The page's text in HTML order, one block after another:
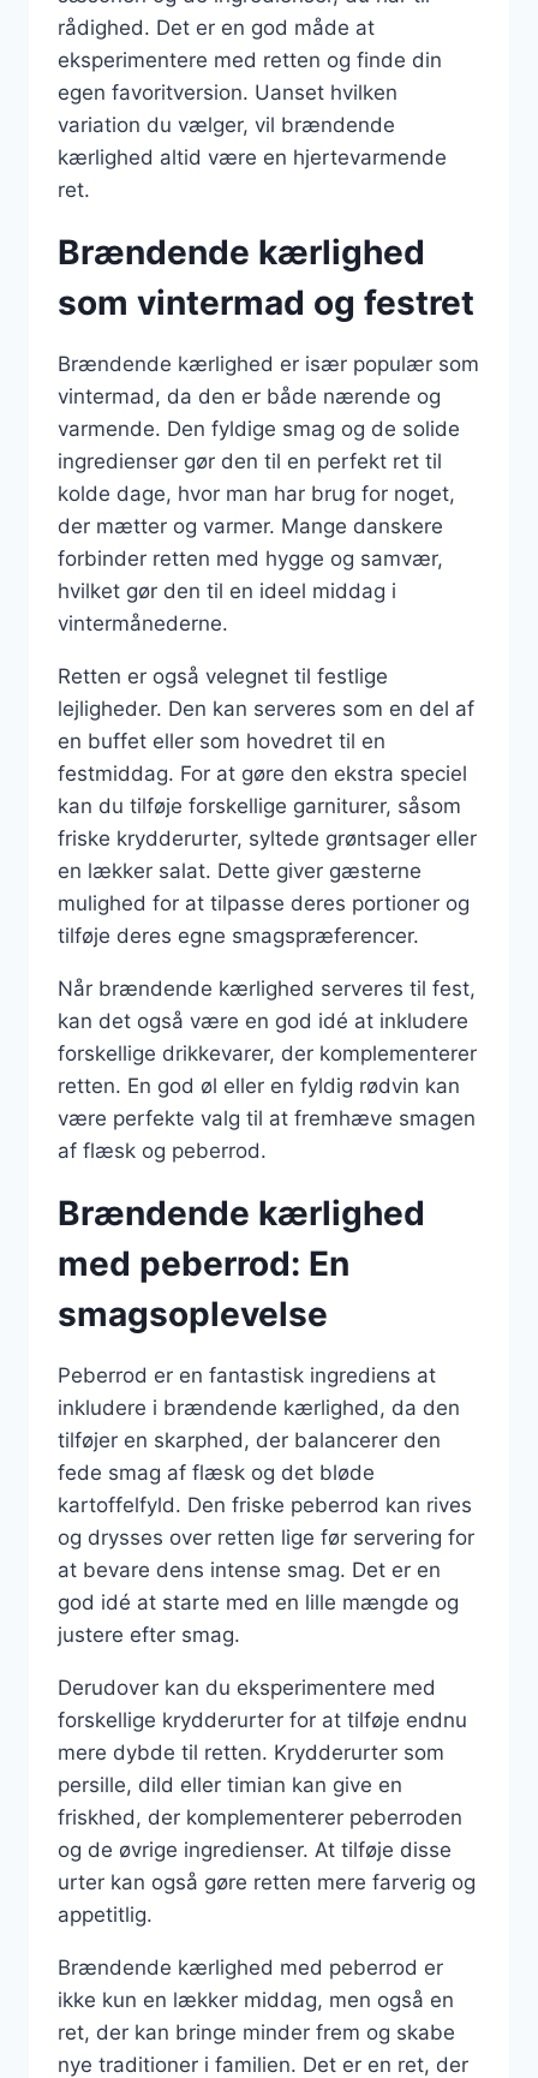
rådighed. Det er en god måde at
eksperimentere med retten og finde din
egen favoritversion. Uanset hvilken
variation du vælger, vil brændende
kærlighed altid være en hjertevarmende
ret.
Brændende kærlighed
som vintermad og festret
Brændende kærlighed er især populær som
vintermad, da den er både nærende og
varmende. Den fyldige smag og de solide
ingredienser gør den til en perfekt ret til
kolde dage, hvor man har brug for noget,
der mætter og varmer. Mange danskere
forbinder retten med hygge og samvær,
hvilket gør den til en ideel middag i
vintermånederne.
Retten er også velegnet til festlige
lejligheder. Den kan serveres som en del af
en buffet eller som hovedret til en
festmiddag. For at gøre den ekstra speciel
kan du tilføje forskellige garniturer, såsom
friske krydderurter, syltede grøntsager eller
en lækker salat. Dette giver gæsterne
mulighed for at tilpasse deres portioner og
tilføje deres egne smagspræferencer.
Når brændende kærlighed serveres til fest,
kan det også være en god idé at inkludere
forskellige drikkevarer, der komplementerer
retten. En god øl eller en fyldig rødvin kan
være perfekte valg til at fremhæve smagen
af flæsk og peberrod.
Brændende kærlighed
med peberrod: En
smagsoplevelse
Peberrod er en fantastisk ingrediens at
inkludere i brændende kærlighed, da den
tilføjer en skarphed, der balancerer den
fede smag af flæsk og det bløde
kartoffelfyld. Den friske peberrod kan rives
og drysses over retten lige før servering for
at bevare dens intense smag. Det er en
god idé at starte med en lille mængde og
justere efter smag.
Derudover kan du eksperimentere med
forskellige krydderurter for at tilføje endnu
mere dybde til retten. Krydderurter som
persille, dild eller timian kan give en
friskhed, der komplementerer peberroden
og de øvrige ingredienser. At tilføje disse
urter kan også gøre retten mere farverig og
appetitlig.
Brændende kærlighed med peberrod er
ikke kun en lækker middag, men også en
ret, der kan bringe minder frem og skabe
nye traditioner i familien. Det er en ret, der